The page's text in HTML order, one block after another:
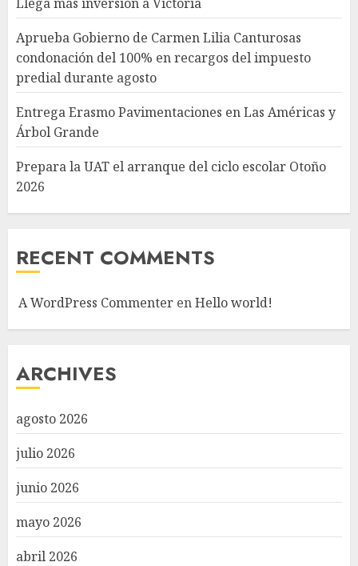
Aprueba Gobierno de Carmen Lilia Canturosas
condonación del 100% en recargos del impuesto
predial durante agosto
Entrega Erasmo Pavimentaciones en Las Américas y
Árbol Grande
Prepara la UAT el arranque del ciclo escolar Otoño
2026
RECENT COMMENTS
A WordPress Commenter enHello world!
ARCHIVES
agosto 2026
julio 2026
junio 2026
mayo 2026
abril 2026